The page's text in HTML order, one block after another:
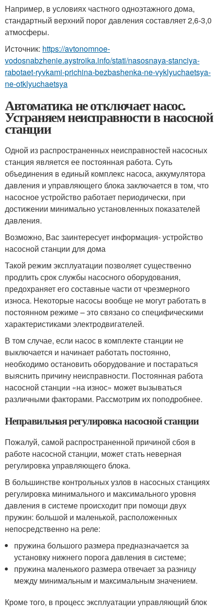
Например, в условиях частного одноэтажного дома,
стандартный верхний порог давления составляет 2,6-3,0
атмосферы.
Источник: https://avtonomnoe-
vodosnabzhenie.aystroika.info/stati/nasosnaya-stanciya-
rabotaet-ryvkami-prichina-bezbashenka-ne-vyklyuchaetsya-
ne-otklyuchaetsya
Автоматика не отключает насос.
Устраняем неисправности в насосной
станции
Одной из распространенных неисправностей насосных
станция является ее постоянная работа. Суть
объединения в единый комплекс насоса, аккумулятора
давления и управляющего блока заключается в том, что
насосное устройство работает периодически, при
достижении минимально установленных показателей
давления.
Возможно, Вас заинтересует информация- устройство
насосной станции для дома
Такой режим эксплуатации позволяет существенно
продлить срок службы насосного оборудования,
предохраняет его составные части от чрезмерного
износа. Некоторые насосы вообще не могут работать в
постоянном режиме – это связано со специфическими
характеристиками электродвигателей.
В том случае, если насос в комплекте станции не
выключается и начинает работать постоянно,
необходимо остановить оборудование и постараться
выяснить причину неисправности. Постоянная работа
насосной станции «на износ» может вызываться
различными факторами. Рассмотрим их поподробнее.
Неправильная регулировка насосной станции
Пожалуй, самой распространенной причиной сбоя в
работе насосной станции, может стать неверная
регулировка управляющего блока.
В большинстве контрольных узлов в насосных станциях
регулировка минимального и максимального уровня
давления в системе происходит при помощи двух
пружин: большой и маленькой, расположенных
непосредственно на реле:
пружина большого размера предназначается за
установку нижнего порога давления в системе;
пружина маленького размера отвечает за разницу
между минимальным и максимальным значением.
Кроме того, в процесс эксплуатации управляющий блок